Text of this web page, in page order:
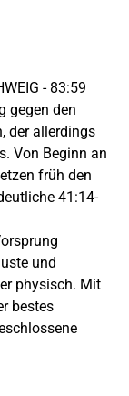
- 83:59
gegen den
der allerdings
Von Beginn an
früh den
41:14-
und
physisch. Mit
bestes